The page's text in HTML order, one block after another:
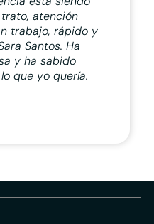
atención
trabajo, rápido y
Santos. Ha
y ha sabido
que yo quería.